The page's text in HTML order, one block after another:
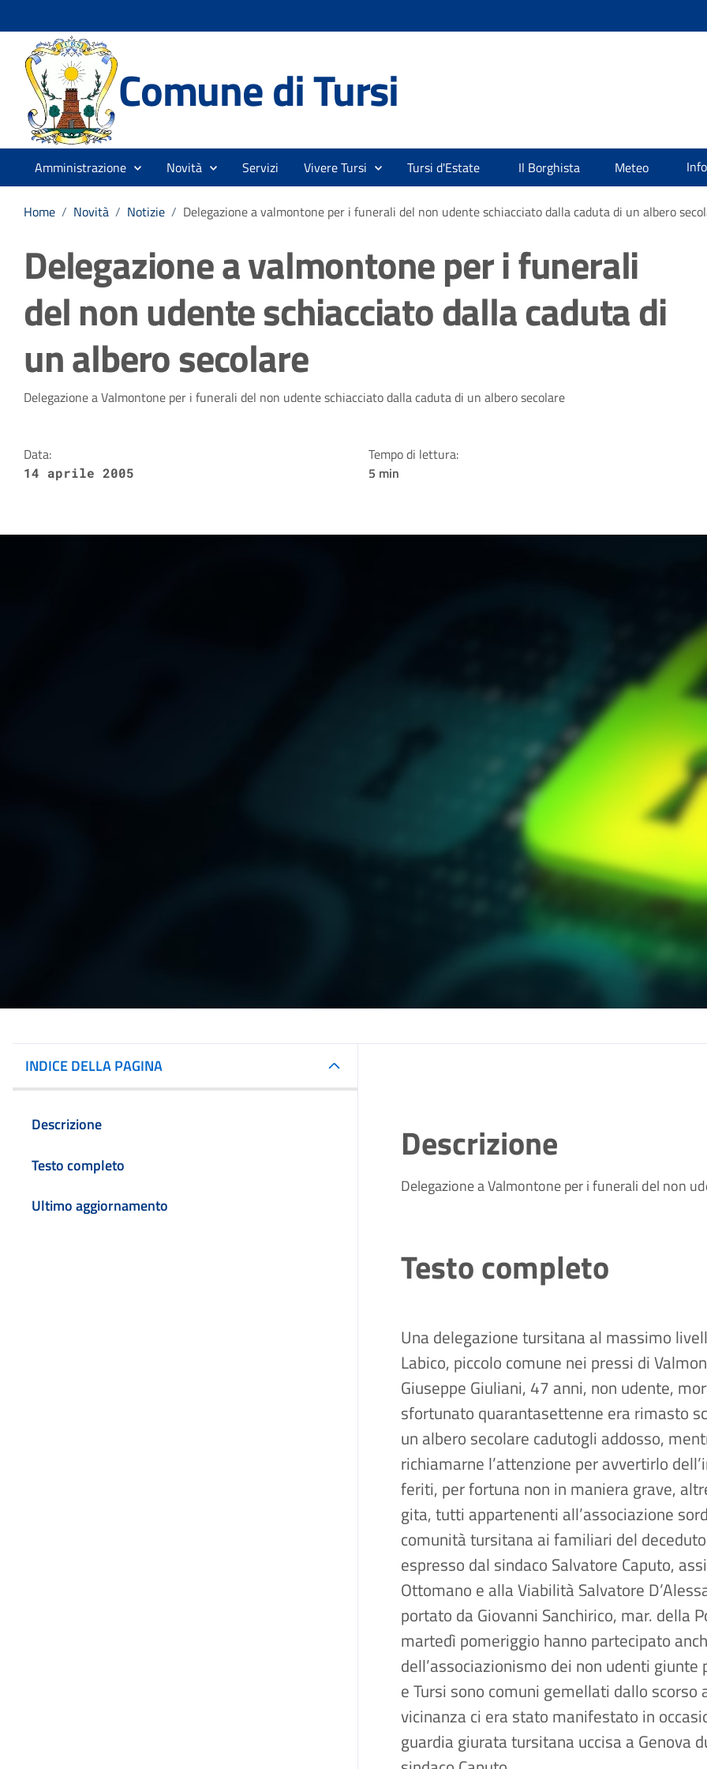
Comune di Tursi
Amministrazione Novità Servizi Vivere Tursi Tursi d'Estate Il Borghista Meteo
Home / Novità / Notizie / Delegazione a valmontone per i funerali del non udente schiacciato dalla caduta di un albero
Delegazione a valmontone per i funerali
del non udente schiacciato dalla caduta di
un albero secolare
Dettagli della notizia
Delegazione a Valmontone per i funerali del non udente schiacciato dalla caduta di un albero secolare
Data:
14 aprile 2005
Tempo di lettura:
5 min
INDICE DELLA PAGINA
Descrizione
Testo completo
Ultimo aggiornamento
Descrizione
Delegazione a Valmontone per i funerali del non
Testo completo
Una delegazione tursitana al massimo
Labico, piccolo comune nei pressi di
Giuseppe Giuliani, 47 anni, non udente,
sfortunato quarantasettenne era rimasto
un albero secolare cadutogli addosso,
richiamarne l’attenzione per avvertirlo
feriti, per fortuna non in maniera grave,
gita, tutti appartenenti all’associazione
comunità tursitana ai familiari del
espresso dal sindaco Salvatore Caputo,
Ottomano e alla Viabilità Salvatore
portato da Giovanni Sanchirico, mar. della
martedì pomeriggio hanno partecipato
dell’associazionismo dei non udenti
e Tursi sono comuni gemellati dallo
vicinanza ci era stato manifestato in
guardia giurata tursitana uccisa a Genova